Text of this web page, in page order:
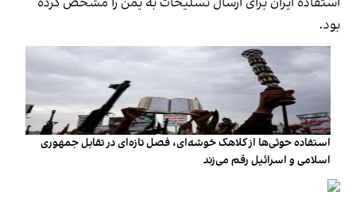
بود.
استفاده حوثی‌ها از کلاهک خوشه‌ای، فصل تازه‌ای در تقابل جمهوری
اسلامی و اسرائیل رقم می‌زند